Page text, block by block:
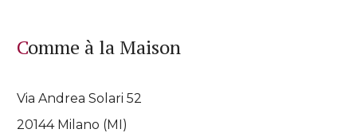
Comme à la Maison
Via Andrea Solari 52
20144 Milano (MI)